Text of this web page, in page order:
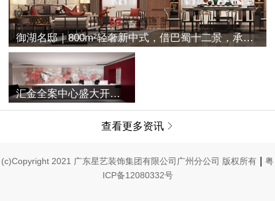
御湖名邸｜800m²轻奢新中式，借巴蜀十二景，承古典之空灵
汇金全案中心盛大开业 | 融合过往与未来，唤醒家的美学记忆
查看更多资讯 
(c)Copyright 2021 广东星艺装饰集团有限公司广州分公司 版权所有 | 粤
ICP备12080332号